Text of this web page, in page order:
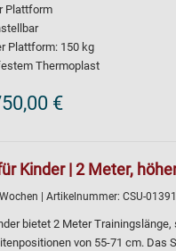
Plattform
Plattform: 150 kg
Thermoplast
€
Kinder | 2 Meter,
| Artikelnummer: CSU-01391
bietet 2 Meter
von 55-71 cm. Das